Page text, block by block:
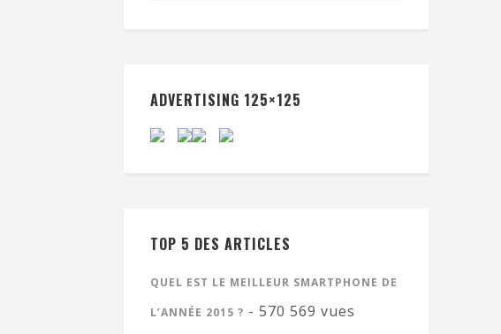
ADVERTISING 125×125
TOP 5 DES ARTICLES
QUEL EST LE MEILLEUR SMARTPHONE DE
L’ANNÉE 2015 ? - 570 569 vues